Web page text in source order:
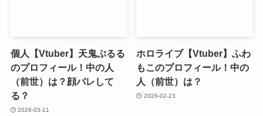
個人【Vtuber】天鬼ぷるる
のプロフィール！中の人
（前世）は？顔バレして
る？
2026-03-11
ホロライブ【Vtuber】ふわ
もこのプロフィール！中の
人（前世）は？
2026-02-23